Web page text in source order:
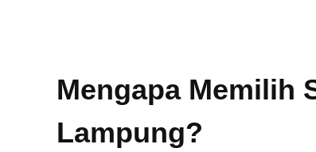
Mengapa Memilih
Lampung?